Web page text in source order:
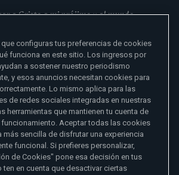
a Cristo a mi prójimo y al mundo
EWTN
que configuras tus preferencias de cookies
funciona en este sitio. Los ingresos por
a sostener nuestro periodismo
y esos anuncios necesitan cookies para
Lo mismo aplica para las
de redes sociales integradas en nuestras
herramientas que mantienen tu cuenta de
Aceptar todas las cookies
más sencilla de disfrutar una experiencia
funcional. Si prefieres personalizar,
de Cookies" pone esa decisión en tus
ten en cuenta que desactivar ciertas